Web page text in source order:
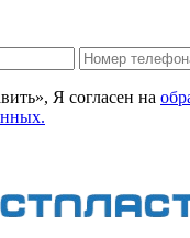
Я согласен на